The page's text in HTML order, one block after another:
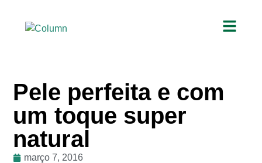
Pele perfeita e com
um toque super
natural
março 7, 2016